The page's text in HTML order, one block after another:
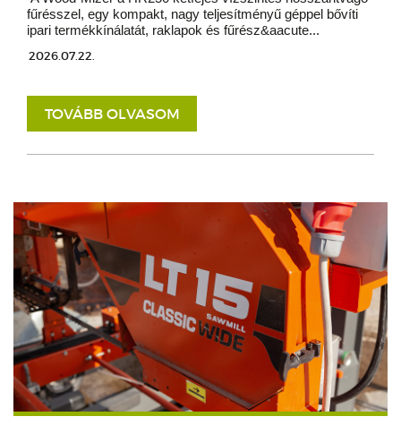
fűrésszel, egy kompakt, nagy teljesítményű géppel bővíti
ipari termékkínálatát, raklapok és fűrész&aacute...
2026.07.22.
TOVÁBB OLVASOM